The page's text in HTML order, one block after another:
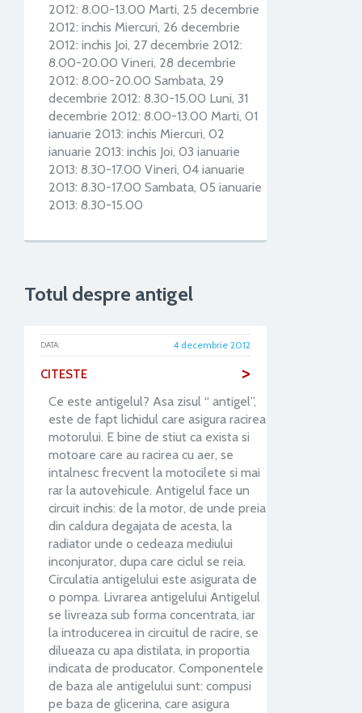
2012: 8.00-13.00 Marti, 25 decembrie
2012: inchis Miercuri, 26 decembrie
2012: inchis Joi, 27 decembrie 2012:
8.00-20.00 Vineri, 28 decembrie
2012: 8.00-20.00 Sambata, 29
decembrie 2012: 8.30-15.00 Luni, 31
decembrie 2012: 8.00-13.00 Marti, 01
ianuarie 2013: inchis Miercuri, 02
ianuarie 2013: inchis Joi, 03 ianuarie
2013: 8.30-17.00 Vineri, 04 ianuarie
2013: 8.30-17.00 Sambata, 05 ianuarie
2013: 8.30-15.00
Totul despre antigel
DATA: 4 decembrie 2012
CITESTE >
Ce este antigelul? Asa zisul “ antigel”,
este de fapt lichidul care asigura racirea
motorului. E bine de stiut ca exista si
motoare care au racirea cu aer, se
intalnesc frecvent la motocilete si mai
rar la autovehicule. Antigelul face un
circuit inchis: de la motor, de unde preia
din caldura degajata de acesta, la
radiator unde o cedeaza mediului
inconjurator, dupa care ciclul se reia.
Circulatia antigelului este asigurata de
o pompa. Livrarea antigelului Antigelul
se livreaza sub forma concentrata, iar
la introducerea in circuitul de racire, se
dilueaza cu apa distilata, in proportia
indicata de producator. Componentele
de baza ale antigelului sunt: compusi
pe baza de glicerina, care asigura